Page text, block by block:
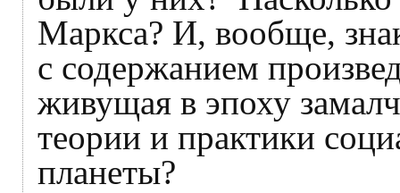
Маркса? И, вообще,
с содержанием
живущая в эпоху
теории и практики
планеты?